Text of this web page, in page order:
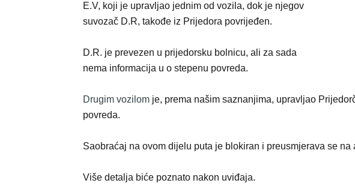
Е.V, koji je upravljao jednim od vozila, dok je njegov
suvozač D.R, takođe iz Prijedora povrijeđen.
D.R. je prevezen u prijedorsku bolnicu, ali za sada
nema informacija u o stepenu povreda.
Drugim vozilom je, prema našim saznanjima, upravljao
povreda.
Saobraćaj na ovom dijelu puta je blokiran i preusmjerava se na
Više detalja biće poznato nakon uviđaja.